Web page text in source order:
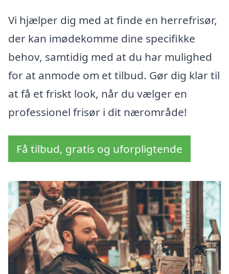
Vi hjælper dig med at finde en herrefrisør,
der kan imødekomme dine specifikke
behov, samtidig med at du har mulighed
for at anmode om et tilbud. Gør dig klar til
at få et friskt look, når du vælger en
professionel frisør i dit nærområde!
Få tilbud, gratis og uforpligtende